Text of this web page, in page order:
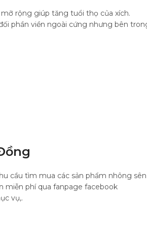
rộng giúp tăng tuổi thọ của xích.
phần viền ngoài cứng nhưng bên
cầu tìm mua các sản phẩm nhông
miễn phí qua fanpage facebook
vụ,.